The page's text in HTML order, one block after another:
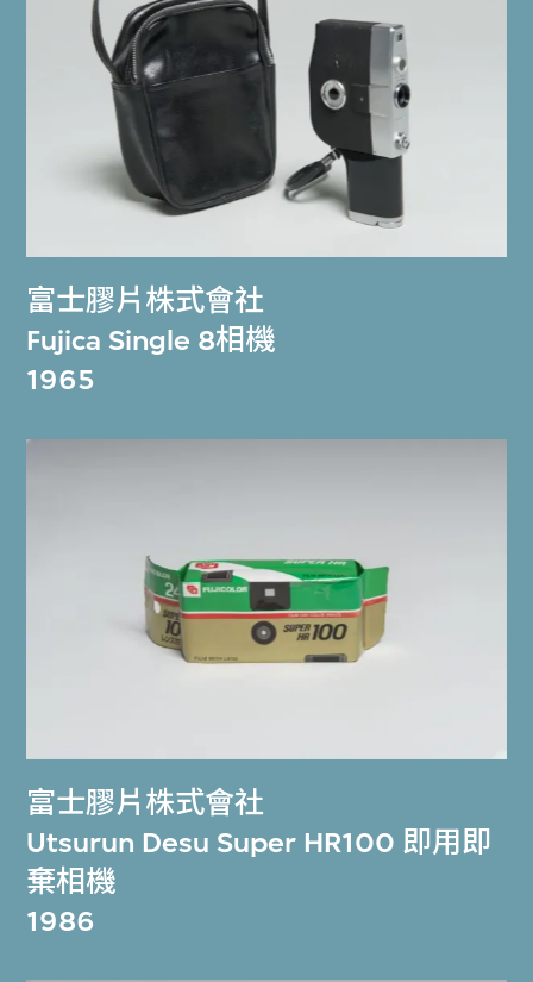
富士膠片株式會社
Fujica Single 8相機
1965
富士膠片株式會社
Utsurun Desu Super HR100 即用即
棄相機
1986